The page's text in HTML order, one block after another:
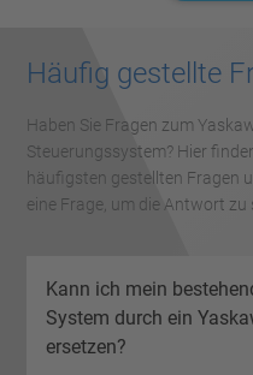
Häufig gestellte
Haben Sie Fragen zum
Steuerungssystem? Hier
häufigsten gestellten Fragen
eine Frage, um die Antwort zu
Kann ich mein
System durch ein
ersetzen?